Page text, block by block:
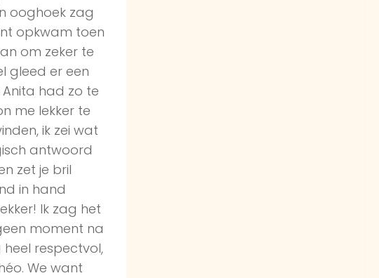
ooghoek zag
opkwam toen
om zeker te
gleed er een
had zo te
me lekker te
ik zei wat
antwoord
zet je bril
in hand
Ik zag het
moment na
heel respectvol,
We want